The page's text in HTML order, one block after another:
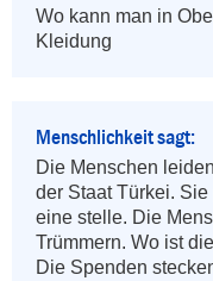
Wo kann man in
Kleidung
Menschlichkeit sagt:
Die Menschen
der Staat Türkei.
eine stelle. Die
Trümmern. Wo ist
Die Spenden